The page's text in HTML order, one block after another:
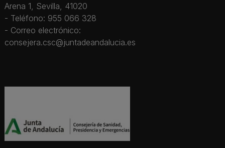
Arena 1, Sevilla, 41020
- Teléfono: 955 066 328
- Correo electrónico:
consejera.csc@juntadeandalucia.es